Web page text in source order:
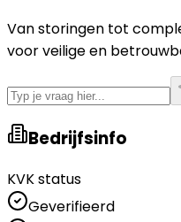
Van storingen tot
voor veilige en
Bedrijfsinfo
KVK status
Geverifieerd